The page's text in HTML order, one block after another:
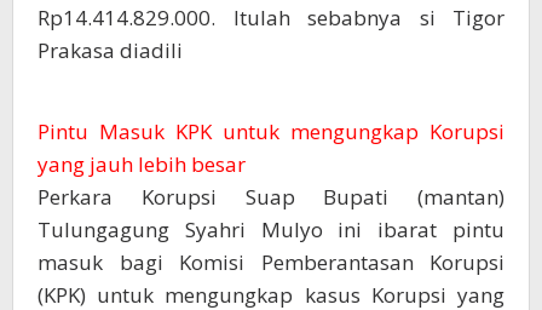
Rp14.414.829.000. Itulah sebabnya si Tigor
Prakasa diadili
Pintu Masuk KPK untuk mengungkap Korupsi
yang jauh lebih besar
Perkara Korupsi Suap Bupati (mantan)
Tulungagung Syahri Mulyo ini ibarat pintu
masuk bagi Komisi Pemberantasan Korupsi
(KPK) untuk mengungkap kasus Korupsi yang